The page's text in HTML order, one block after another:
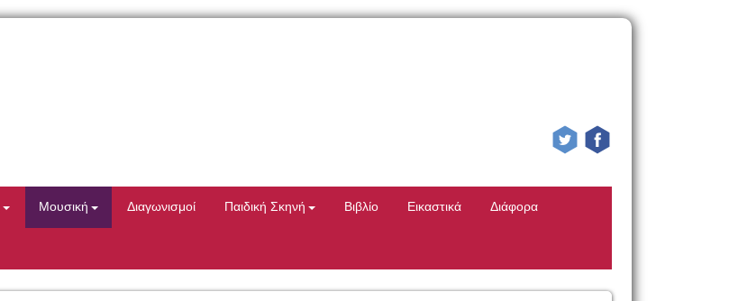
Μουσική Διαγωνισμοί Παιδική Σκηνή Βιβλίο Εικαστικά Διάφορα